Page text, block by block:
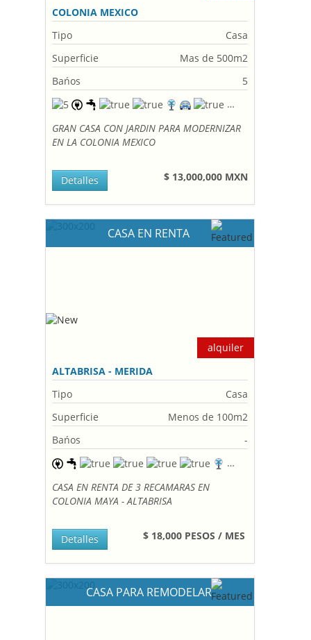
COLONIA MEXICO
Tipo
Casa
Superficie
Mas de 500m2
Bańos
5
GRAN CASA CON JARDIN PARA MODERNIZAR
EN LA COLONIA MEXICO
$ 13,000,000 MXN
Detalles
CASA EN RENTA
alquiler
ALTABRISA - MERIDA
Tipo
Casa
Superficie
Menos de 100m2
Bańos
-
CASA EN RENTA DE 3 RECAMARAS EN
COLONIA MAYA - ALTABRISA
$ 18,000 PESOS / MES
Detalles
CASA PARA REMODELAR